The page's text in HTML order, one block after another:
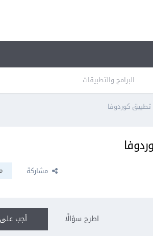
البرامج والتطبيقات
مشاركة
أجب اطرح سؤالًا